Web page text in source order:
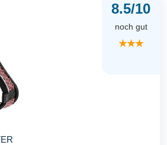
8.5/10
noch gut
★★★